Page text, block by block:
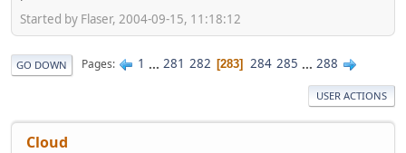
Started by Flaser, 2004-09-15, 11:18:12
GO DOWN Pages 1 ... 281 282 283 284 285 ... 288
USER ACTIONS
Cloud